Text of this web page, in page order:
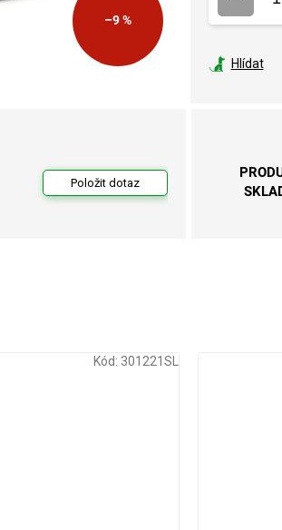
–9 %
Hlídat
Položit dotaz
Kód: 301221SL